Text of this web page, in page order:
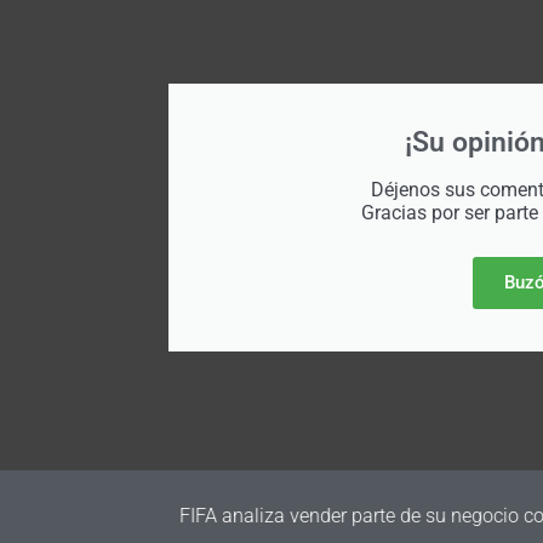
¡Su
Déjenos sus
Gracias por ser
vender parte de su negocio comercial para generar nuevos